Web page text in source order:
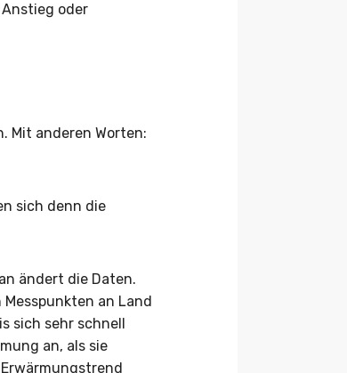
oder
Mit anderen Worten:
sich denn die
ändert die Daten.
an Land
sich sehr schnell
an, als sie